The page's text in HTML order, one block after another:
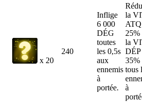
x 20
240
Inflige
6 000
DÉG
toutes
les 0,5s
aux
ennemis
à
portée.
la
25%
la
DÉP
35%
tous
à